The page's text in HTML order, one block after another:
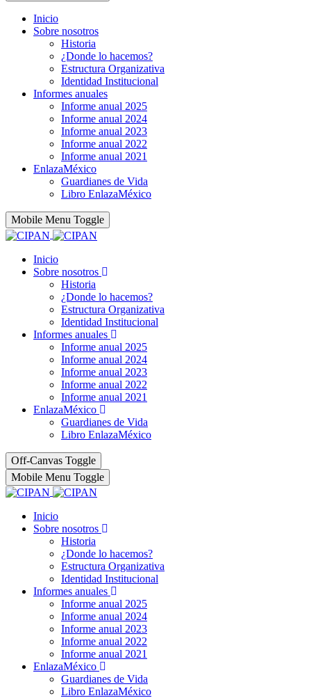
Inicio
Sobre nosotros
Historia
¿Donde lo hacemos?
Estructura Organizativa
Identidad Institucional
Informes anuales
Informe anual 2025
Informe anual 2024
Informe anual 2023
Informe anual 2022
Informe anual 2021
EnlazaMéxico
Guardianes de Vida
Libro EnlazaMéxico
Mobile Menu Toggle
Inicio
Sobre nosotros
Historia
¿Donde lo hacemos?
Estructura Organizativa
Identidad Institucional
Informes anuales
Informe anual 2025
Informe anual 2024
Informe anual 2023
Informe anual 2022
Informe anual 2021
EnlazaMéxico
Guardianes de Vida
Libro EnlazaMéxico
Off-Canvas Toggle
Mobile Menu Toggle
Inicio
Sobre nosotros
Historia
¿Donde lo hacemos?
Estructura Organizativa
Identidad Institucional
Informes anuales
Informe anual 2025
Informe anual 2024
Informe anual 2023
Informe anual 2022
Informe anual 2021
EnlazaMéxico
Guardianes de Vida
Libro EnlazaMéxico